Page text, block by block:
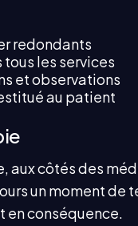
redondants
les services
et observations
au patient
côtés des
un moment de
en conséquence.